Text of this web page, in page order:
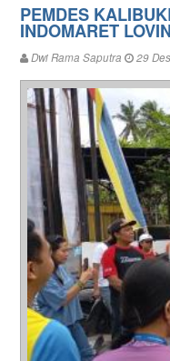
PEMDES
INDOMARET
Dwi Rama Saputra 29